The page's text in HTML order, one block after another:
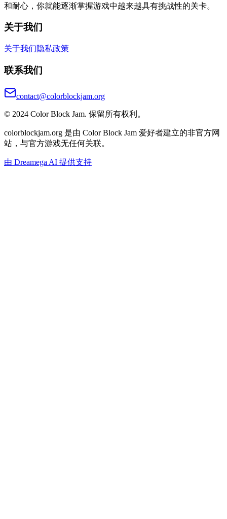
和耐心，你就能逐渐掌握游戏中越来越具有挑战性的关卡。
关于我们
关于我们隐私政策
联系我们
contact@colorblockjam.org
© 2024 Color Block Jam. 保留所有权利。
colorblockjam.org 是由 Color Block Jam 爱好者建立的非官方网
站，与官方游戏无任何关联。
由 Dreamega AI 提供支持